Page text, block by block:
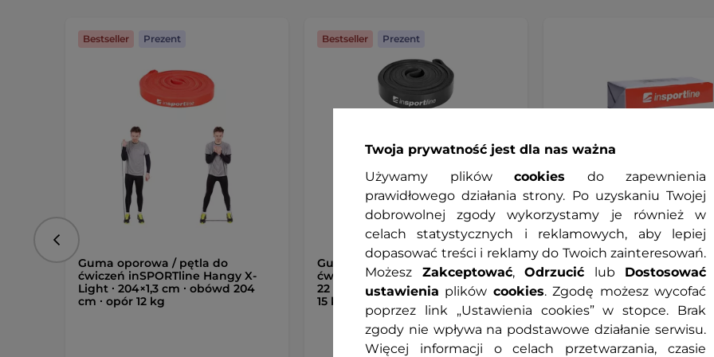
Guma oporowa / pętla do
ćwiczeń inSPORTline Hangy X-
Light ∙ 204×1,3 cm ∙ obówd 204
cm ∙ opór 12 kg
Bestseller Prezent
Guma oporowa / pętla do
ćwiczeń inSPORTline Hangy Light
22 mm ∙ długość 204 cm ∙ opór do
15 kg
Bestseller Prezent
Magnezja w kostce
56 g ∙ chłonne właściwości ∙
pewny chwyt ∙ trening bez
poślizgu
Poprzedni
Twoja prywatność jest dla nas ważna
Używamy plików cookies do zapewnienia
prawidłowego działania strony. Po uzyskaniu Twojej
dobrowolnej zgody wykorzystamy je również w
celach statystycznych i reklamowych, aby lepiej
dopasować treści i reklamy do Twoich zainteresowań.
Możesz Zakceptować, Odrzucić lub Dostosować
ustawienia plików cookies. Zgodę możesz wycofać
poprzez link „Ustawienia cookies” w stopce. Brak
zgody nie wpływa na podstawowe działanie serwisu.
Więcej informacji o celach przetwarzania, czasie